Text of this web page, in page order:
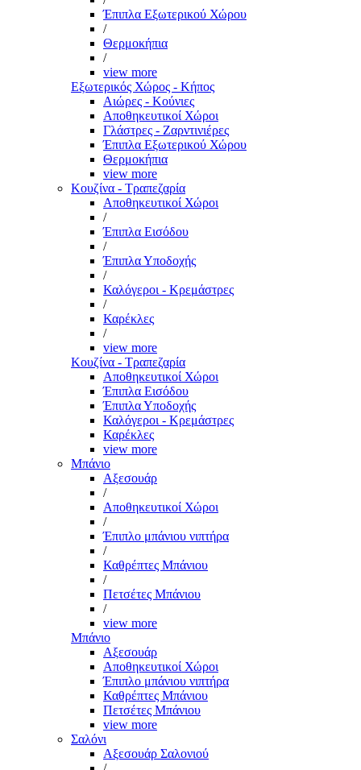
Έπιπλα Εξωτερικού Χώρου
/
Θερμοκήπια
/
view more
Εξωτερικός Χώρος - Κήπος
Αιώρες - Κούνιες
Αποθηκευτικοί Χώροι
Γλάστρες - Ζαρντινιέρες
Έπιπλα Εξωτερικού Χώρου
Θερμοκήπια
view more
Κουζίνα - Τραπεζαρία
Αποθηκευτικοί Χώροι
/
Έπιπλα Εισόδου
/
Έπιπλα Υποδοχής
/
Καλόγεροι - Κρεμάστρες
/
Καρέκλες
/
view more
Κουζίνα - Τραπεζαρία
Αποθηκευτικοί Χώροι
Έπιπλα Εισόδου
Έπιπλα Υποδοχής
Καλόγεροι - Κρεμάστρες
Καρέκλες
view more
Μπάνιο
Αξεσουάρ
/
Αποθηκευτικοί Χώροι
/
Έπιπλο μπάνιου νιπτήρα
/
Καθρέπτες Μπάνιου
/
Πετσέτες Μπάνιου
/
view more
Μπάνιο
Αξεσουάρ
Αποθηκευτικοί Χώροι
Έπιπλο μπάνιου νιπτήρα
Καθρέπτες Μπάνιου
Πετσέτες Μπάνιου
view more
Σαλόνι
Αξεσουάρ Σαλονιού